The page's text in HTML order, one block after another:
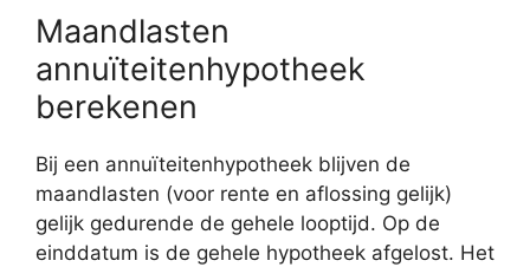
Maandlasten
annuïteitenhypotheek
berekenen
Bij een annuïteitenhypotheek blijven de
maandlasten (voor rente en aflossing gelijk)
gelijk gedurende de gehele looptijd. Op de
einddatum is de gehele hypotheek afgelost. Het